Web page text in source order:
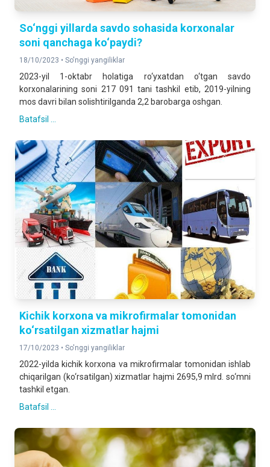
So‘nggi yillarda savdo sohasida korxonalar
soni qanchaga ko‘paydi?
18/10/2023 • So'nggi yangiliklar
2023-yil 1-oktabr holatiga ro‘yxatdan o‘tgan savdo
korxonalarining soni 217 091 tani tashkil etib, 2019-yilning
mos davri bilan solishtirilganda 2,2 barobarga oshgan.
Batafsil ...
Kichik korxona va mikrofirmalar tomonidan
ko‘rsatilgan xizmatlar hajmi
17/10/2023 • So'nggi yangiliklar
2022-yilda kichik korxona va mikrofirmalar tomonidan ishlab
chiqarilgan (ko‘rsatilgan) xizmatlar hajmi 2695,9 mlrd. so‘mni
tashkil etgan.
Batafsil ...